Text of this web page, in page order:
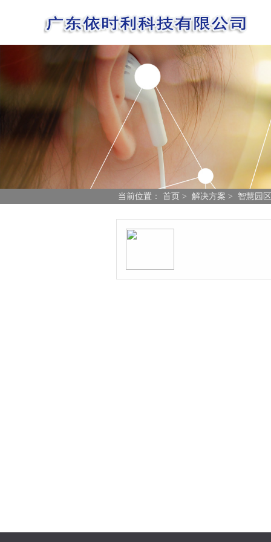
当前位置： 首页 > 解决方案 > 智慧园区